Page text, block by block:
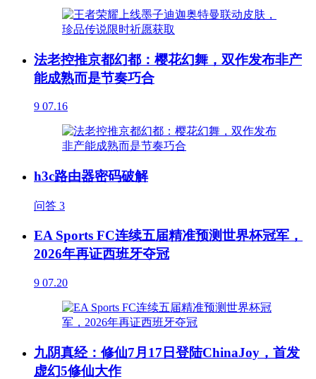
法老控推京都幻都：樱花幻舞，双作发布非产
能成熟而是节奏巧合
9 07.16
h3c路由器密码破解
问答 3
EA Sports FC连续五届精准预测世界杯冠军，
2026年再证西班牙夺冠
9 07.20
九阴真经：修仙7月17日登陆ChinaJoy，首发
虚幻5修仙大作